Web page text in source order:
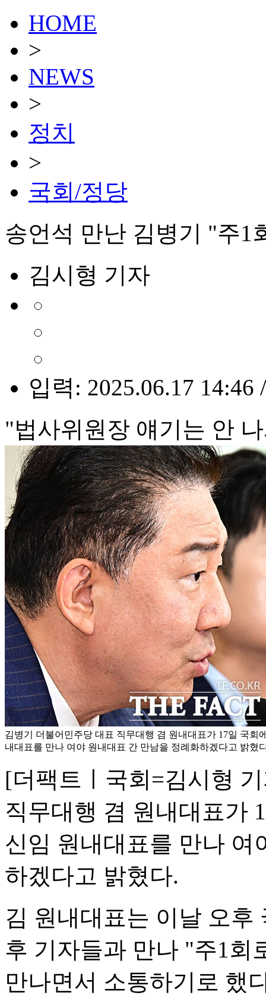
HOME
>
NEWS
>
정치
>
국회/정당
송언석 만난 김병기 "주1
김시형 기자
입력: 2025.06.17 14:46
"법사위원장 얘기는 안
김병기 더불어민주당 대표 직무대행 겸 원내대표가 17일 국회
내대표를 만나 여야 원내대표 간 만남을 정례화하겠다고 밝혔
[더팩트ㅣ국회=김시형
직무대행 겸 원내대표가
신임 원내대표를 만나 여
하겠다고 밝혔다.
김 원내대표는 이날 오후
후 기자들과 만나 "주1회
만나면서 소통하기로 했